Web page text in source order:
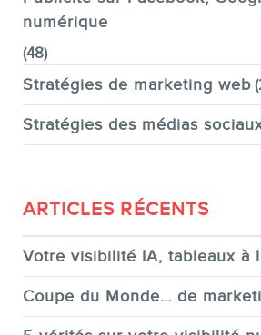
numérique
(48)
Stratégies de marketing web
Stratégies des médias
ARTICLES RÉCENTS
Votre visibilité IA, tableaux à
Coupe du Monde… de